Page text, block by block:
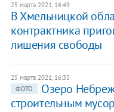
25 марта 2021, 16:49
В Хмельницкой
контрактника
лишения свободы
25 марта 2021, 16:35
ФОТО
Озеро
строительным